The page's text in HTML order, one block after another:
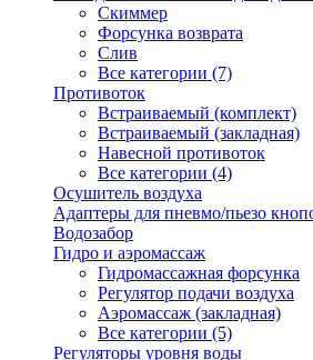
Скиммер
Форсунка возврата
Слив
Все категории (7)
Противоток
Встраиваемый (комплект)
Встраиваемый (закладная)
Навесной противоток
Все категории (4)
Осушитель воздуха
Адаптеры для пневмо/пьезо
Водозабор
Гидро и аэромассаж
Гидромассажная форсунка
Регулятор подачи воздуха
Аэромассаж (закладная)
Все категории (5)
Регуляторы уровня воды